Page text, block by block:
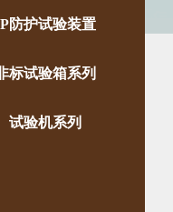
防护试验装置
标试验箱系列
试验机系列